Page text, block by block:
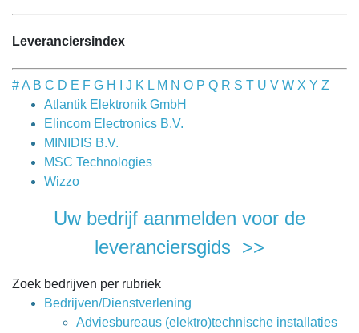
Leveranciersindex
#A B C D E F G H J K L M N O P Q R S T U V W X Y Z
Atlantik Elektronik GmbH
Elincom Electronics B.V.
MINIDIS B.V.
MSC Technologies
Wizzo
Uw bedrijf aanmelden voor de
leveranciersgids >>
Zoek bedrijven per rubriek
Bedrijven/Dienstverlening
Adviesbureaus (elektro)technische installaties